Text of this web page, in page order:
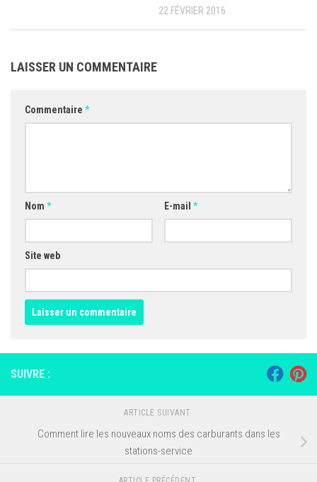
22 FÉVRIER 2016
LAISSER UN COMMENTAIRE
Commentaire *
Nom * E-mail *
Site web
SUIVRE :
ARTICLE SUIVANT
Comment lire les nouveaux noms des carburants dans les
stations-service